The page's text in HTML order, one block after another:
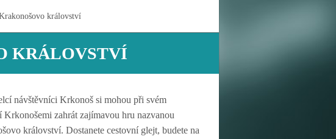
království
KRÁLOVSTVÍ
návštěvníci Krkonoš si mohou při svém
Krkonošemi zahrát zajímavou hru nazvanou
království. Dostanete cestovní glejt, budete na